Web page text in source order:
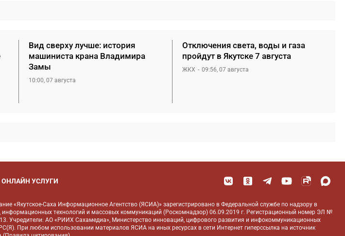
Вид сверху лучше: история
машиниста крана Владимира
Замы
10:00, 07 августа
Отключения света, воды и газа
пройдут в Якутске 7 августа
ЖКХ 09:56, 07 августа
ОНЛАЙН УСЛУГИ
«Якутское-Саха Информационное Агентство (ЯСИА)» зарегистрировано в Федеральной службе по надзору в
информационных технологий и массовых коммуникаций (Роскомнадзор) 06.09.2019 г. Регистрационный номер ЭЛ №
Учредители: АО «РИИХ Сахамедиа», Министерство инноваций, цифрового развития и инфокоммуникационных
При любом использовании материалов ЯСИА на иных ресурсах в сети Интернет гиперссылка на источник